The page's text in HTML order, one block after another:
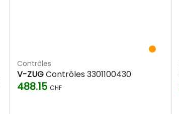
Contrôles
V-ZUGContrôles 3301100430
488.15 CHF